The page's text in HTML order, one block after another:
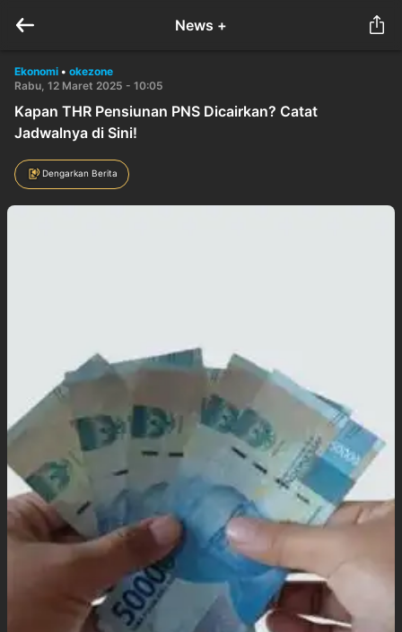
News +
Ekonomi • okezone
Rabu, 12 Maret 2025 - 10:05
Kapan THR Pensiunan PNS Dicairkan? Catat
Jadwalnya di Sini!
Dengarkan Berita